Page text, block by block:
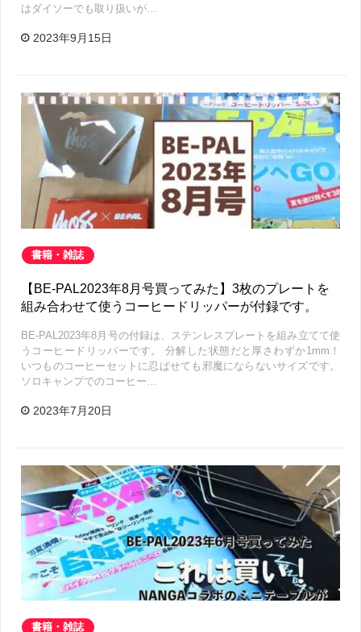
はダイソーでも取り扱いが…
2023年9月15日
書籍・雑誌
【BE-PAL2023年8月号買ってみた】3枚のプレートを
組み合わせて使うコーヒードリッパーが付録です。
BE-PAL2023年8月号の付録は、ステンレスプレートを組み立てて使
うコーヒードリッパーです。 分解した状態だと厚さわずか1mm！
いつものコーヒーセットに忍ばせても邪魔にならないサイズです。
ソロキャンプでのコーヒー…
2023年7月20日
書籍・雑誌